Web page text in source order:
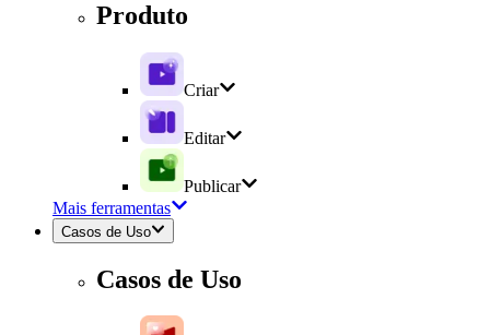
Produto
Criar
Editar
Publicar
Mais ferramentas
Casos de Uso
Casos de Uso